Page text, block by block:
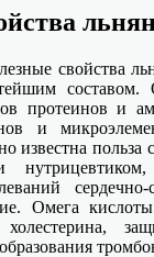
свойства
протеинов и
и
известна польза
сердечно-
Омега